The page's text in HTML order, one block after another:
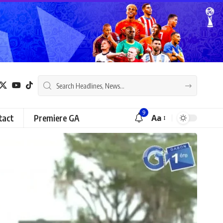
Premiere GA 9 Aa